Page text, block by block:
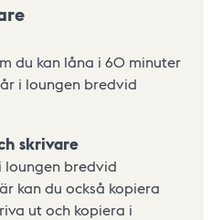
du kan låna i 60 minuter
i loungen bredvid
skrivare
loungen bredvid
kan du också kopiera
ut och kopiera i